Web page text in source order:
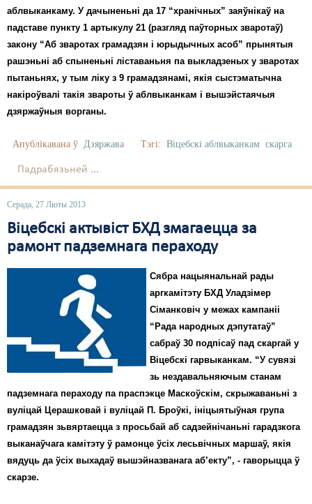
аблвыканкаму. У дачыненьні да 17 “хранічных” заяўнікаў на
падставе пункту 1 артыкулу 21 (разгляд паўторных зваротаў)
закону “Аб зваротах грамадзян і юрыдычных асоб” прынятыя
рашэньні аб спыненьні ліставаньня па выкладзеных у зваротах
пытаньнях, у тым ліку з 9 грамадзянамі, якія сыстэматычна
накіроўвалі такія звароты ў аблвыканкам і вышэйстаячыя
дзяржаўныя ворганы.
Апублікавана ў Дзяржава Тэгі: Віцебскі аблвыканкам скарга
Падрабязьней ...
Серада, 27 Люты 2013
Віцебскі актывіст БХД змагаецца за
рамонт падземнага пераходу
Сябра нацыянальнай рады
аргкамітэту БХД Уладзімер
Сіманковіч у межах кампаніі
“Рада народных дэпутатаў”
сабраў 30 подпісаў пад скаргай у
Віцебскі гарвыканкам. “У сувязі
зь нездавальняючым станам
падземнага пераходу па праспэкце Маскоўскім, скрыжаваньні з
вуліцай Церашковай і вуліцай П. Броўкі, ініцыятыўная група
грамадзян зьвяртаецца з просьбай аб садзейнічаньні гарадзкога
выканаўчага камітэту ў рамонце ўсіх лесьвічных маршаў, якія
вядуць да ўсіх выхадаў вышэйназванага аб’екту”, - гаворыцца ў
скарзе.